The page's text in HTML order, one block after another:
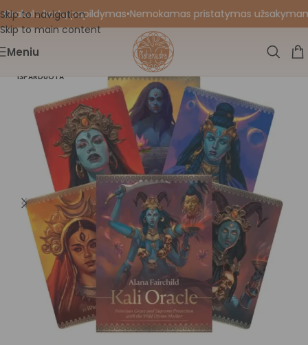
Skip to navigation
Skip to main content
kortų papildymas•Nemokamas pristatymas
Meniu
IŠPARDUOTA